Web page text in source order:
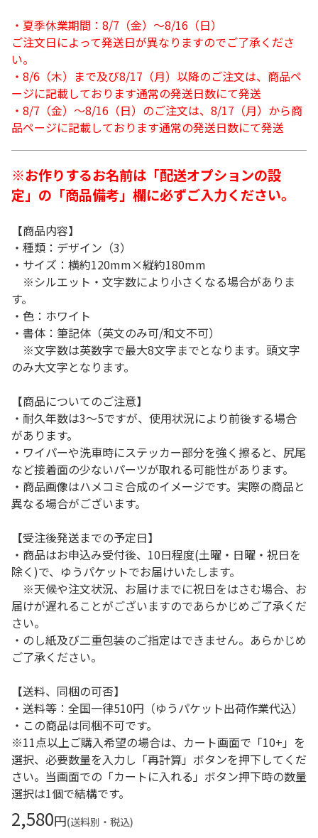
・夏季休業期間：8/7（金）～8/16（日）
ご注文日によって発送日が異なりますのでご了承くださ
い。
・8/6（木）まで及び8/17（月）以降のご注文は、商品ペ
ージに記載しております通常の発送日数にて発送
・8/7（金）～8/16（日）のご注文は、8/17（月）から商
品ページに記載しております通常の発送日数にて発送
※お作りするお名前は「配送オプションの設
定」の「商品備考」欄に必ずご入力ください。
【商品内容】
・種類：デザイン（3）
・サイズ：横約120mm×縦約180mm
※シルエット・文字数により小さくなる場合がありま
す。
・色：ホワイト
・書体：筆記体（英文のみ可/和文不可）
※文字数は英数字で最大8文字までとなります。頭文字
のみ大文字となります。
【商品についてのご注意】
・耐久年数は3～5ですが、使用状況により前後する場合
があります。
・ワイパーや洗車時にステッカー部分を強く擦ると、尻尾
など接着面の少ないパーツが取れる可能性があります。
・商品画像はハメコミ合成のイメージです。実際の商品と
異なる場合がございます。
【受注後発送までの予定日】
・商品はお申込み受付後、10日程度(土曜・日曜・祝日を
除く)で、ゆうパケットでお届けいたします。
※天候や注文状況、お届けまでに祝日をはさむ場合、お
届けが遅れることがございますのであらかじめご了承くだ
さい。
・のし紙及び二重包装のご指定はできません。あらかじめ
ご了承ください。
【送料、同梱の可否】
・送料等：全国一律510円（ゆうパケット出荷作業代込）
・この商品は同梱不可です。
※11点以上ご購入希望の場合は、カート画面で「10+」を
選択、必要数量を入力し「再計算」ボタンを押下してくだ
さい。当画面での「カートに入れる」ボタン押下時の数量
選択は1個で結構です。
2,580円(送料別・税込)